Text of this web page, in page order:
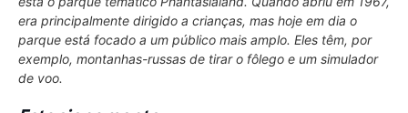
era principalmente dirigido a crianças, mas hoje em dia o
parque está focado a um público mais amplo. Eles têm, por
exemplo, montanhas-russas de tirar o fôlego e um simulador
de voo.